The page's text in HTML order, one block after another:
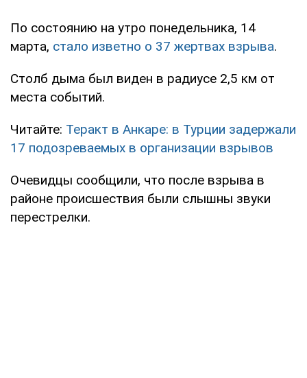
По состоянию на утро понедельника, 14
марта, стало изветно о 37 жертвах взрыва.
Столб дыма был виден в радиусе 2,5 км от
места событий.
Читайте: Теракт в Анкаре: в Турции задержали
17 подозреваемых в организации взрывов
Очевидцы сообщили, что после взрыва в
районе происшествия были слышны звуки
перестрелки.